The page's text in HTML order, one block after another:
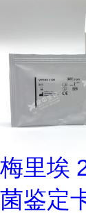
梅里埃
菌鉴定